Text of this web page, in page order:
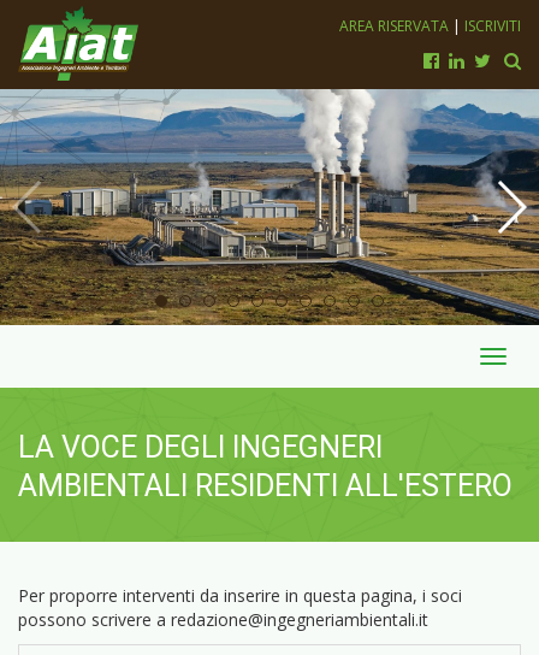
AREA RISERVATA | ISCRIVITI
LA VOCE DEGLI INGEGNERI
AMBIENTALI RESIDENTI ALL'ESTERO
Per proporre interventi da inserire in questa pagina, i soci
possono scrivere a redazione@ingegneriambientali.it